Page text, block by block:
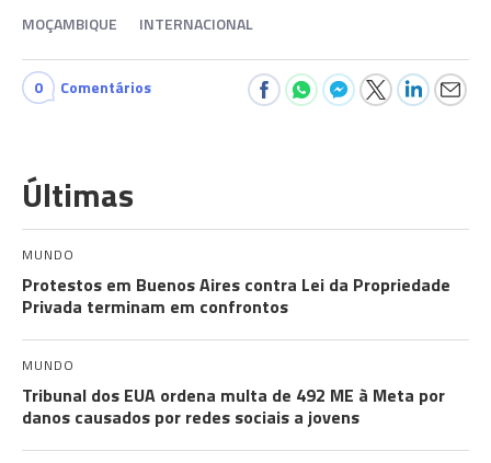
MOÇAMBIQUE INTERNACIONAL
0 Comentários
Últimas
MUNDO
Protestos em Buenos Aires contra Lei da Propriedade
Privada terminam em confrontos
MUNDO
Tribunal dos EUA ordena multa de 492 ME à Meta por
danos causados por redes sociais a jovens